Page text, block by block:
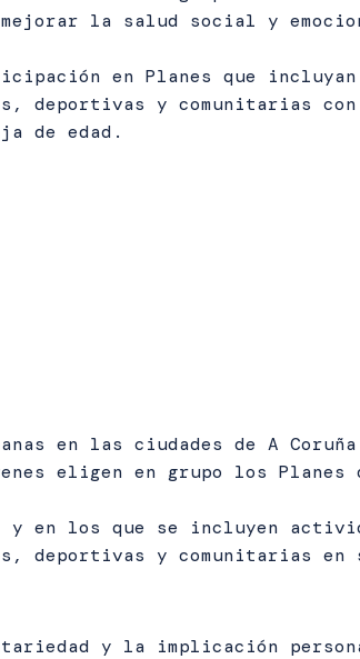
mejorar la salud social y
en Planes que
deportivas y comunitarias
de edad.
en las ciudades de A
eligen en grupo los Planes
y en los que se incluyen
deportivas y comunitarias en
y la implicación